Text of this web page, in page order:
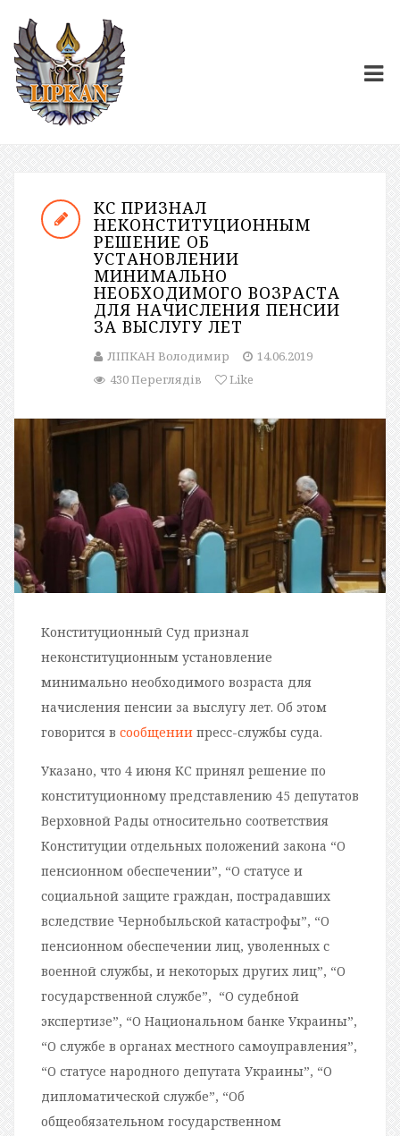
КС ПРИЗНАЛ
НЕКОНСТИТУЦИОННЫМ
РЕШЕНИЕ ОБ
УСТАНОВЛЕНИИ
МИНИМАЛЬНО
НЕОБХОДИМОГО ВОЗРАСТА
ДЛЯ НАЧИСЛЕНИЯ ПЕНСИИ
ЗА ВЫСЛУГУ ЛЕТ
ЛІПКАН Володимир
14.06.2019
430 Переглядів
Like
Конституционный Суд признал
неконституционным установление
минимально необходимого возраста для
начисления пенсии за выслугу лет. Об этом
говорится в сообщении пресс-службы суда.
Указано, что 4 июня КС принял решение по
конституционному представлению 45 депутатов
Верховной Рады относительно соответствия
Конституции отдельных положений закона “О
пенсионном обеспечении”, “О статусе и
социальной защите граждан, пострадавших
вследствие Чернобыльской катастрофы”, “О
пенсионном обеспечении лиц, уволенных с
военной службы, и некоторых других лиц”, “О
государственной службе”, “О судебной
экспертизе”, “О Национальном банке Украины”,
“О службе в органах местного самоуправления”,
“О статусе народного депутата Украины”, “О
дипломатической службе”, “Об
общеобязательном государственном